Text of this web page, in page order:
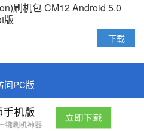
刷机包 CM12 Android 5.0
版
下载
问PC版
2021014026号